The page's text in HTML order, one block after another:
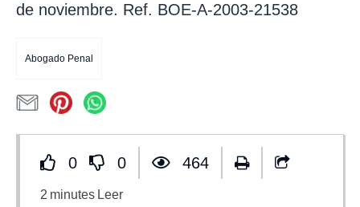
de noviembre. Ref. BOE-A-2003-21538
Abogado Penal
0 0 464
2 minutes Leer